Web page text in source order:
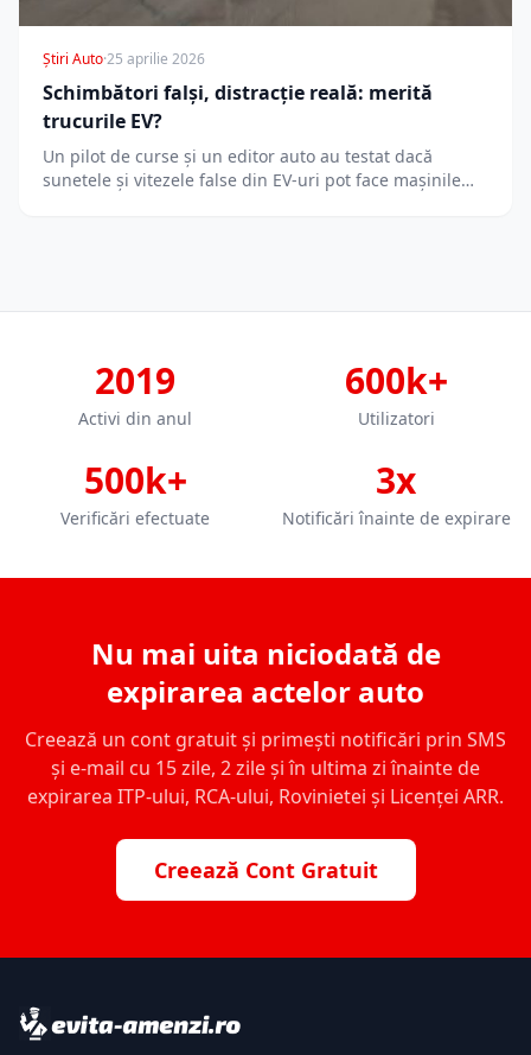
Știri Auto·25 aprilie 2026
Schimbători falși, distracție reală: merită
trucurile EV?
Un pilot de curse și un editor auto au testat dacă
sunetele și vitezele false din EV-uri pot face mașinile…
2019
Activi din anul
600k+
Utilizatori
500k+
Verificări efectuate
3x
Notificări înainte de expirare
Nu mai uita niciodată de
expirarea actelor auto
Creează un cont gratuit și primești notificări prin SMS
și e-mail cu 15 zile, 2 zile și în ultima zi înainte de
expirarea ITP-ului, RCA-ului, Rovinietei și Licenței ARR.
Creează Cont Gratuit